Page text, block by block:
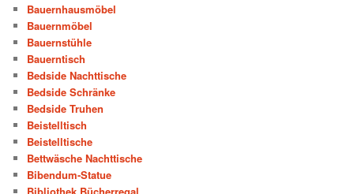
Bauernhausmöbel
Bauernmöbel
Bauernstühle
Bauerntisch
Bedside Nachttische
Bedside Schränke
Bedside Truhen
Beistelltisch
Beistelltische
Bettwäsche Nachttische
Bibendum-Statue